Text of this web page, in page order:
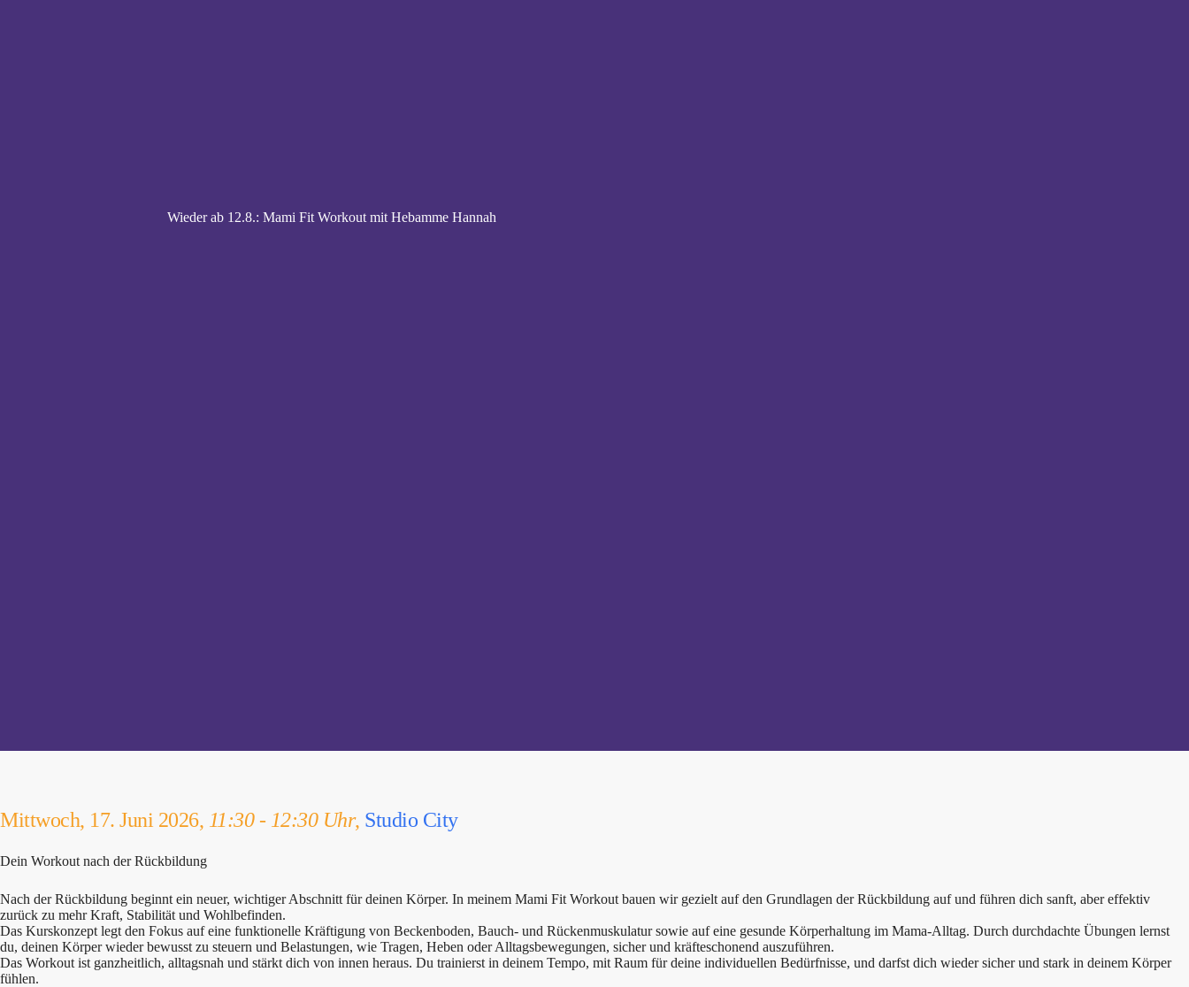
Wieder ab 12.8.: Mami Fit Workout mit Hebamme Hannah
Mittwoch, 17. Juni 2026, 11:30 - 12:30 Uhr, Studio City
Dein Workout nach der Rückbildung
Nach der Rückbildung beginnt ein neuer, wichtiger Abschnitt für deinen Körper. In meinem Mami Fit Workout bauen wir gezielt auf den Grundlagen der Rückbildung auf und führen dich sanft, aber effektiv
zurück zu mehr Kraft, Stabilität und Wohlbefinden.
Das Kurskonzept legt den Fokus auf eine funktionelle Kräftigung von Beckenboden, Bauch- und Rückenmuskulatur sowie auf eine gesunde Körperhaltung im Mama-Alltag. Durch durchdachte Übungen lernst
du, deinen Körper wieder bewusst zu steuern und Belastungen, wie Tragen, Heben oder Alltagsbewegungen, sicher und kräfteschonend auszuführen.
Das Workout ist ganzheitlich, alltagsnah und stärkt dich von innen heraus. Du trainierst in deinem Tempo, mit Raum für deine individuellen Bedürfnisse, und darfst dich wieder sicher und stark in deinem Körper
fühlen.